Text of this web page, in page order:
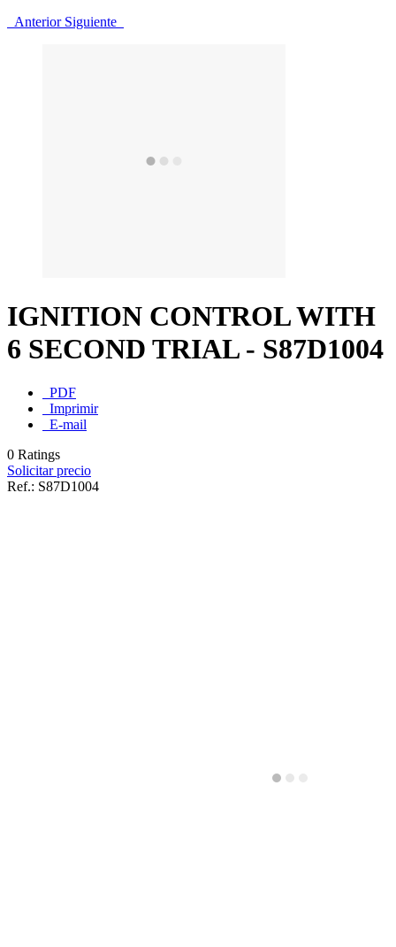
Anterior Siguiente
IGNITION CONTROL WITH
6 SECOND TRIAL - S87D1004
PDF
Imprimir
E-mail
0 Ratings
Solicitar precio
Ref.: S87D1004